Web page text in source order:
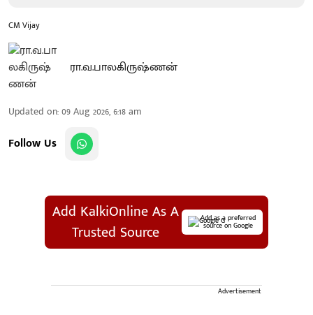
CM Vijay
ரா.வ.பாலகிருஷ்ணன்
Updated on:09 Aug 2026, 6:18 am
Follow Us
Add KalkiOnline As A
Trusted Source
Add as a preferred
source on Google
Advertisement